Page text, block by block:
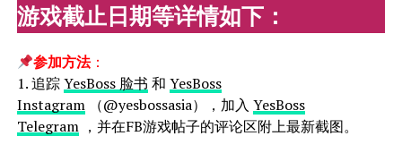
游戏截止日期等详情如下：
参加方法：
1. 追踪YesBoss 脸书 和 YesBoss
Instagram（@yesbossasia），加入 YesBoss
Telegram，并在FB游戏帖子的评论区附上最新截图。